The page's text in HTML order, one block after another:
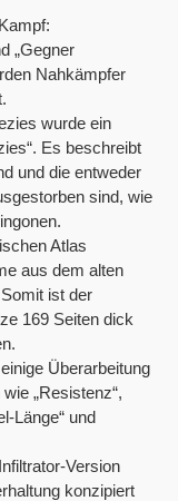
„Gegner
Nahkämpfer
wurde ein
Es beschreibt
und die entweder
sind, wie
Atlas
aus dem alten
ist der
169 Seiten dick
Überarbeitung
„Resistenz“,
Länge“ und
Version
konzipiert